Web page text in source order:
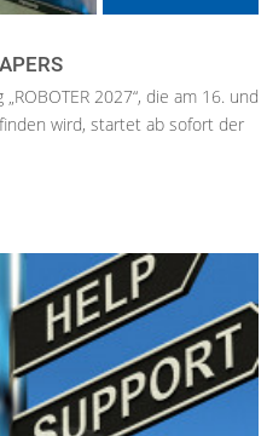
2027“, die am 16. und
wird, startet ab sofort der